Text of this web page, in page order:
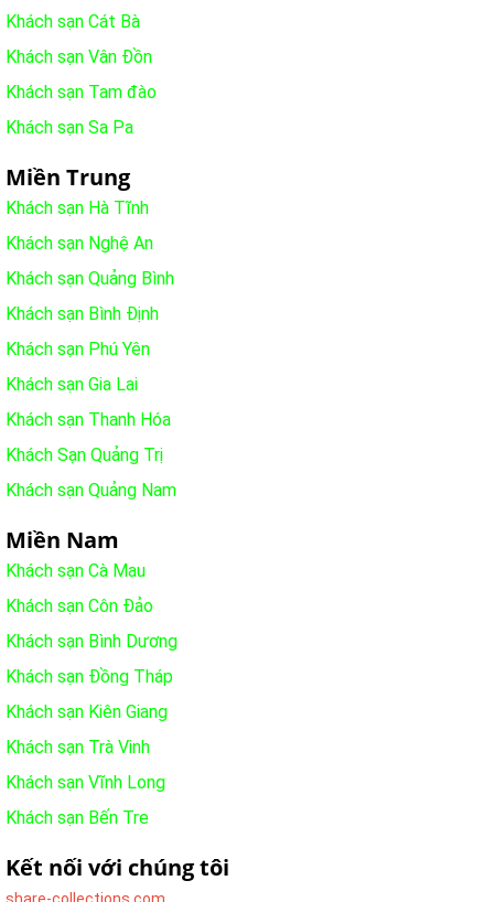
Khách sạn Cát Bà
Khách sạn Vân Đồn
Khách sạn Tam đào
Khách sạn Sa Pa
Miền Trung
Khách sạn Hà Tĩnh
Khách sạn Nghệ An
Khách sạn Quảng Bình
Khách sạn Bình Định
Khách sạn Phú Yên
Khách sạn Gia Lai
Khách sạn Thanh Hóa
Khách Sạn Quảng Trị
Khách sạn Quảng Nam
Miền Nam
Khách sạn Cà Mau
Khách sạn Côn Đảo
Khách sạn Bình Dương
Khách sạn Đồng Tháp
Khách sạn Kiên Giang
Khách sạn Trà Vinh
Khách sạn Vĩnh Long
Khách sạn Bến Tre
Kết nối với chúng tôi